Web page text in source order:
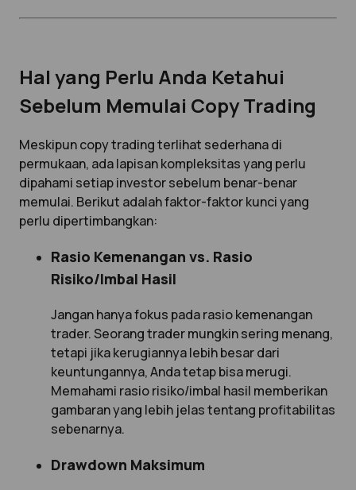
Hal yang Perlu Anda Ketahui
Sebelum Memulai Copy Trading
Meskipun copy trading terlihat sederhana di
permukaan, ada lapisan kompleksitas yang perlu
dipahami setiap investor sebelum benar-benar
memulai. Berikut adalah faktor-faktor kunci yang
perlu dipertimbangkan:
Rasio Kemenangan vs. Rasio
Risiko/Imbal Hasil
Jangan hanya fokus pada rasio kemenangan
trader. Seorang trader mungkin sering menang,
tetapi jika kerugiannya lebih besar dari
keuntungannya, Anda tetap bisa merugi.
Memahami rasio risiko/imbal hasil memberikan
gambaran yang lebih jelas tentang profitabilitas
sebenarnya.
Drawdown Maksimum